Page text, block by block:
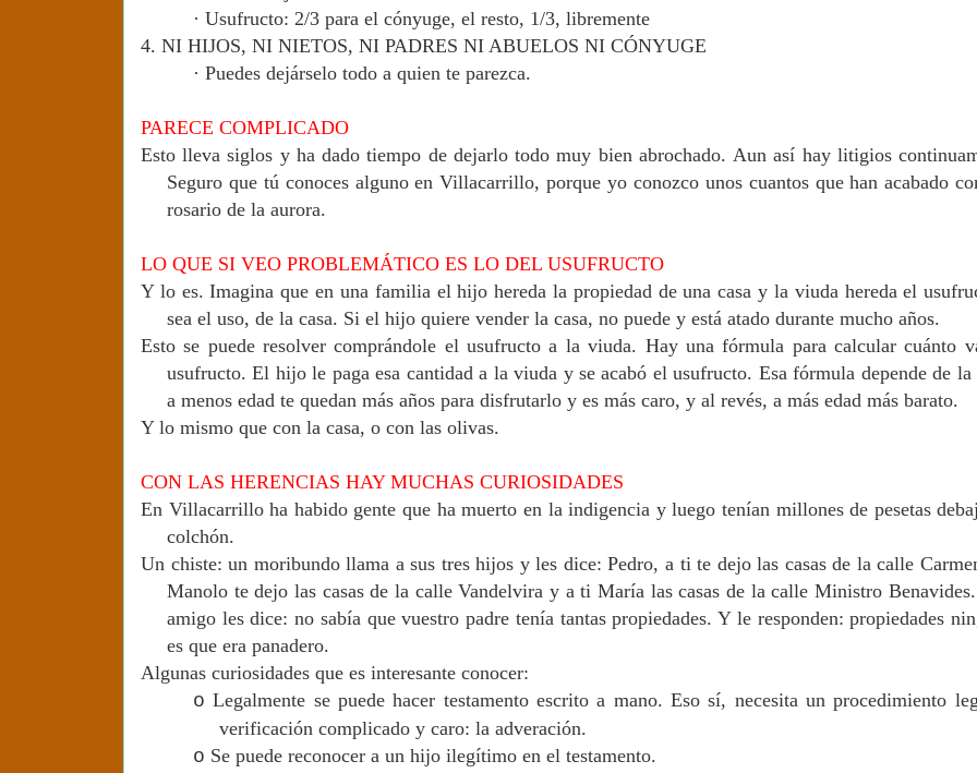
· Usufructo: 2/3 para el cónyuge, el resto, 1/3, libremente
4. NI HIJOS, NI NIETOS, NI PADRES NI ABUELOS NI CÓNYUGE
· Puedes dejárselo todo a quien te parezca.
PARECE COMPLICADO
Esto lleva siglos y ha dado tiempo de dejarlo todo muy bien abrochado. Aun así hay litigios
Seguro que tú conoces alguno en Villacarrillo, porque yo conozco unos cuantos que han acabado
rosario de la aurora.
LO QUE SI VEO PROBLEMÁTICO ES LO DEL USUFRUCTO
Y lo es. Imagina que en una familia el hijo hereda la propiedad de una casa y la viuda hereda el
sea el uso, de la casa. Si el hijo quiere vender la casa, no puede y está atado durante mucho años.
Esto se puede resolver comprándole el usufructo a la viuda. Hay una fórmula para calcular cuánto
usufructo. El hijo le paga esa cantidad a la viuda y se acabó el usufructo. Esa fórmula depende de la
a menos edad te quedan más años para disfrutarlo y es más caro, y al revés, a más edad más barato.
Y lo mismo que con la casa, o con las olivas.
CON LAS HERENCIAS HAY MUCHAS CURIOSIDADES
En Villacarrillo ha habido gente que ha muerto en la indigencia y luego tenían millones de pesetas
colchón.
Un chiste: un moribundo llama a sus tres hijos y les dice: Pedro, a ti te dejo las casas de la calle
Manolo te dejo las casas de la calle Vandelvira y a ti María las casas de la calle Ministro
amigo les dice: no sabía que vuestro padre tenía tantas propiedades. Y le responden: propiedades
es que era panadero.
Algunas curiosidades que es interesante conocer:
o Legalmente se puede hacer testamento escrito a mano. Eso sí, necesita un procedimiento
verificación complicado y caro: la adveración.
o Se puede reconocer a un hijo ilegítimo en el testamento.